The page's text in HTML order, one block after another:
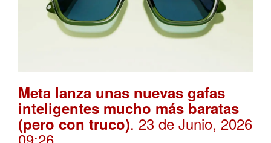
Meta lanza unas nuevas gafas
inteligentes mucho más baratas
(pero con truco). 23 de Junio, 2026